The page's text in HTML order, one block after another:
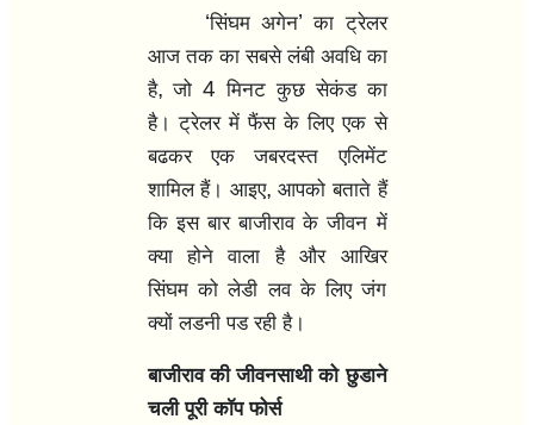
‘सिंघम अगेन’ का ट्रेलर
आज तक का सबसे लंबी अवधि का
है,जो4मिनट कुछ सेकंड का
है। ट्रेलर में फैंस के लिए एक से
बढकर एक जबरदस्त एलिमेंट
शामिल हैं। आइए,आपको बताते हैं
कि इस बार बाजीराव के जीवन में
क्या होने वाला है और आखिर
सिंघम को लेडी लव के लिए जंग
क्यों लडनी पड रही है।
बाजीराव की जीवनसाथी को छुडाने
चली पूरी कॉप फोर्स